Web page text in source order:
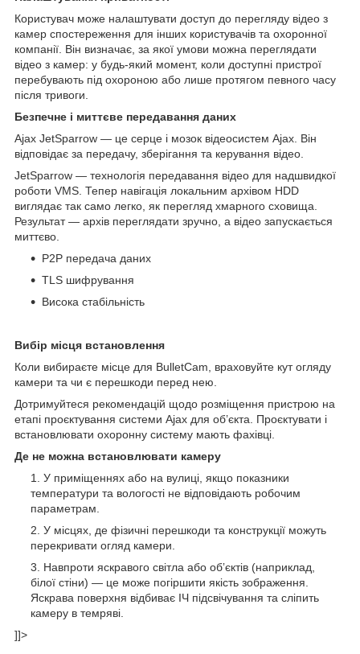
Користувач може налаштувати доступ до перегляду відео з
камер спостереження для інших користувачів та охоронної
компанії. Він визначає, за якої умови можна переглядати
відео з камер: у будь-який момент, коли доступні пристрої
перебувають під охороною або лише протягом певного часу
після тривоги.
Безпечне і миттєве передавання даних
Ajax JetSparrow — це серце і мозок відеосистем Ajax. Він
відповідає за передачу, зберігання та керування відео.
JetSparrow — технологія передавання відео для надшвидкої
роботи VMS. Тепер навігація локальним архівом HDD
виглядає так само легко, як перегляд хмарного сховища.
Результат — архів переглядати зручно, а відео запускається
миттєво.
P2P передача даних
TLS шифрування
Висока стабільність
Вибір місця встановлення
Коли вибираєте місце для BulletCam, враховуйте кут огляду
камери та чи є перешкоди перед нею.
Дотримуйтеся рекомендацій щодо розміщення пристрою на
етапі проєктування системи Ajax для об’єкта. Проєктувати і
встановлювати охоронну систему мають фахівці.
Де не можна встановлювати камеру
У приміщеннях або на вулиці, якщо показники
температури та вологості не відповідають робочим
параметрам.
У місцях, де фізичні перешкоди та конструкції можуть
перекривати огляд камери.
Навпроти яскравого світла або обʼєктів (наприклад,
білої стіни) — це може погіршити якість зображення.
Яскрава поверхня відбиває ІЧ підсвічування та сліпить
камеру в темряві.
]]>